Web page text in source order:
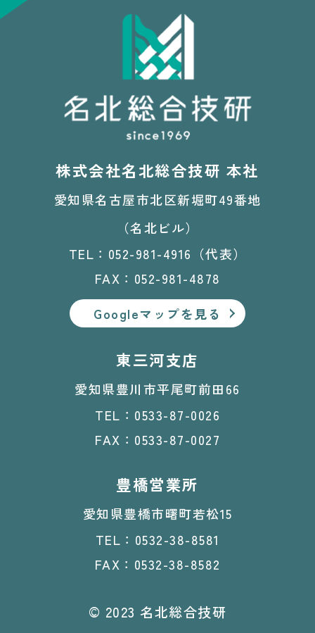
株式会社名北総合技研 本社
愛知県名古屋市北区新堀町49番地
（名北ビル）
TEL：052-981-4916（代表）
FAX：052-981-4878
Googleマップを見る
東三河支店
愛知県豊川市平尾町前田66
TEL：0533-87-0026
FAX：0533-87-0027
豊橋営業所
愛知県豊橋市曙町若松15
TEL：0532-38-8581
FAX：0532-38-8582
© 2023 名北総合技研